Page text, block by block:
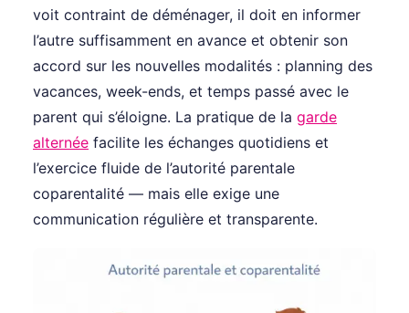
voit contraint de déménager, il doit en informer
l’autre suffisamment en avance et obtenir son
accord sur les nouvelles modalités : planning des
vacances, week-ends, et temps passé avec le
parent qui s’éloigne. La pratique de la garde
alternée facilite les échanges quotidiens et
l’exercice fluide de l’autorité parentale
coparentalité — mais elle exige une
communication régulière et transparente.